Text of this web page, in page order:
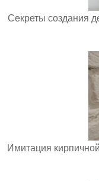
Секреты создания
Имитация